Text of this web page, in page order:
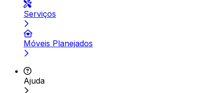
Serviços
Móveis Planejados
Ajuda